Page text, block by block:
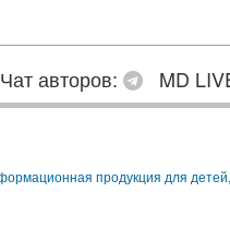
Чат авторов: MD